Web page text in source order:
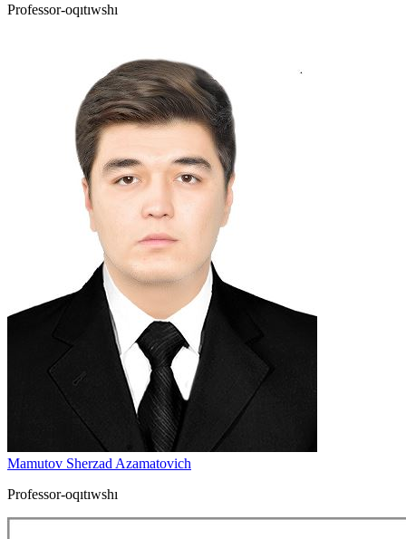
Professor-oqıtıwshı
Mamutov Sherzad Azamatovich
Professor-oqıtıwshı